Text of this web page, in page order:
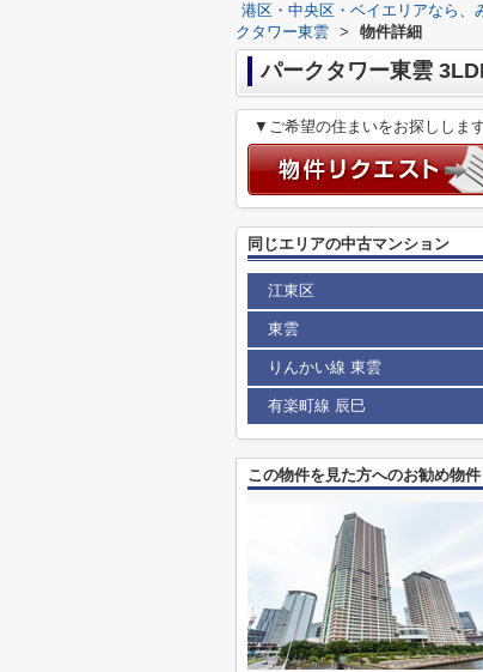
港区・中央区・ベイエリアなら
クタワー東雲 > 物件詳細
パークタワー東雲
▼ご希望の住まいをお探ししま
同じエリアの中古マンション
江東区
東雲
りんかい線 東雲
有楽町線 辰巳
この物件を見た方へのお勧め物件